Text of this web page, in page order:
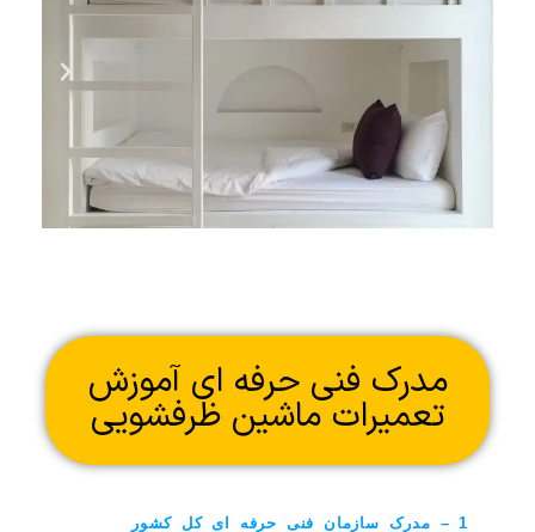
مدرک فنی حرفه ای آموزش
تعمیرات ماشین ظرفشویی
1 – مدرک سازمان فنی حرفه ای کل کشور